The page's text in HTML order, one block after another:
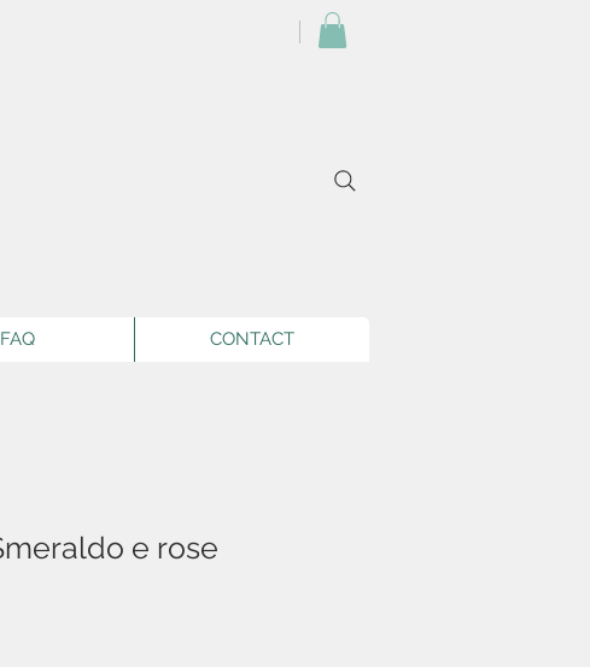
FAQ CONTACT
e rose